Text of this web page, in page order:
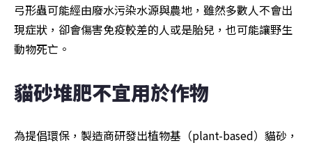
弓形蟲可能經由廢水污染水源與農地，雖然多數人不會出
現症狀，卻會傷害免疫較差的人或是胎兒，也可能讓野生
動物死亡。
貓砂堆肥不宜用於作物
為提倡環保，製造商研發出植物基（plant-based）貓砂，